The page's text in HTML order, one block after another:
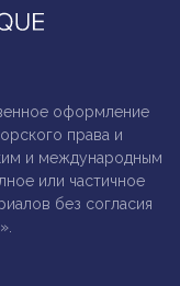
оформление
права и
и международным
или частичное
без согласия